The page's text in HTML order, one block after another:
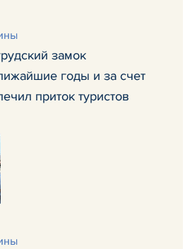
замок
годы и за счет
приток туристов